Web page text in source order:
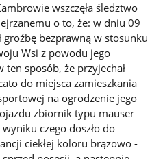
wszczęła śledztwo
o to, że: w dniu 09
bezprawną w stosunku
Wsi z powodu jego
sposób, że przyjechał
do miejsca zamieszkania
na ogrodzenie jego
zbiornik typu mauser
czego doszło do
ciekłej koloru brązowo -